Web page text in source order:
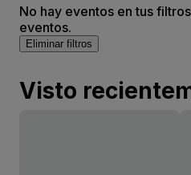
No hay eventos en tus
eventos.
Eliminar filtros
Visto